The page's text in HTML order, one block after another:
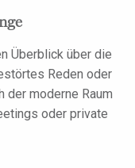
Überblick über die
Reden oder
der moderne Raum
oder private